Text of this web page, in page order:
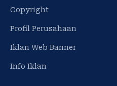
Copyright
Profil Perusahaan
Iklan Web Banner
Info Iklan